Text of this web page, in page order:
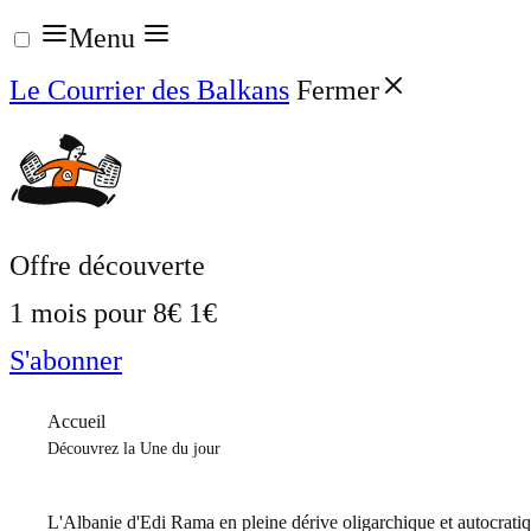
Aller
au
contenu
Menu
Le Courrier des Balkans Fermer
Offre découverte
1 mois pour 8€ 1€
S'abonner
Accueil
Découvrez la Une du jour
L'Albanie d'Edi Rama en pleine dérive oligarchique et